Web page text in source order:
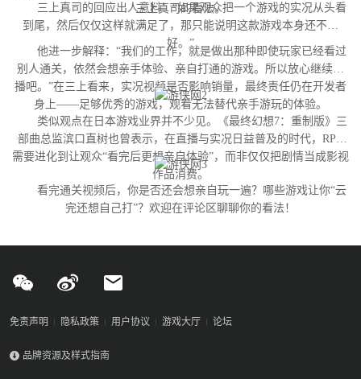
三上真司的看法。
三上真司的回应出人意料：“如果观众把一个游戏的实况从头看
到尾，然后仅仅这样就满足了，那只能说明这款游戏本身还不够
好。”
他进一步解释：“我们的工作，就是做出那种即使玩家已经看过
别人通关，依然会想亲手体验、亲自打通的游戏。所以放心继续直
播吧。”在三上看来，实况视频是否影响销量，最终责任仍在开发者
身上——足够优秀的游戏，观看无法替代亲手游玩的体验。
类似观点在日本游戏业界并不少见。《最终幻想7：重制版》三
部曲总监滨口直树也曾表示，在直播与实况日益普及的时代，RPG
需要进化到让观众“看完后更想亲自体验”，而非仅仅把剧情当成影视
作品消费。
看完通关视频后，你是否还会想亲自玩一遍？哪些游戏让你“云
完还想自己打”？欢迎在评论区聊聊你的看法！
免责声明 隐私政策 用户协议 游戏大厅 论坛
品牌资源及样式指南